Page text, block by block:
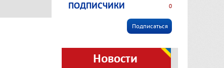
ПОДПИСЧИКИ 0
Подписаться
Новости